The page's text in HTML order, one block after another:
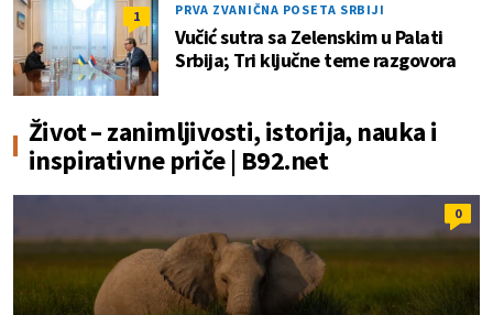
1 PRVA ZVANIČNA POSETA SRBIJI
Vučić sutra sa Zelenskim u Palati
Srbija; Tri ključne teme razgovora
Život – zanimljivosti, istorija, nauka i
inspirativne priče | B92.net
0